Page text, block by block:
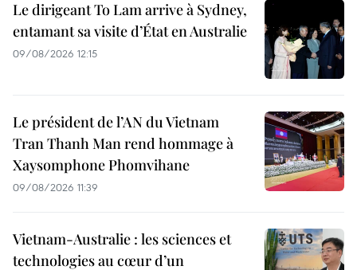
Le dirigeant To Lam arrive à Sydney,
entamant sa visite d’État en Australie
09/08/2026 12:15
Le président de l’AN du Vietnam
Tran Thanh Man rend hommage à
Xaysomphone Phomvihane
09/08/2026 11:39
Vietnam-Australie : les sciences et
technologies au cœur d’un